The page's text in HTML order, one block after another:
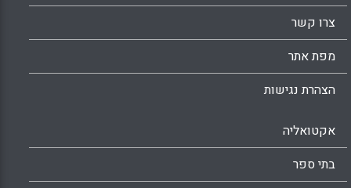
צרו קשר
מפת אתר
הצהרת נגישות
אקטואליה
בתי ספר